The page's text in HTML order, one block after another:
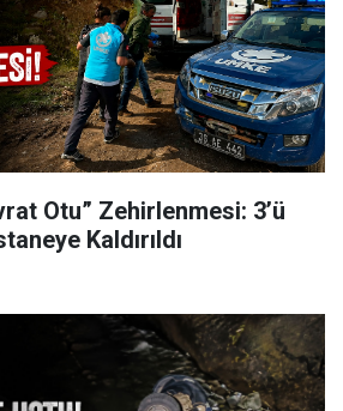
Otu” Zehirlenmesi: 3’ü
Kaldırıldı